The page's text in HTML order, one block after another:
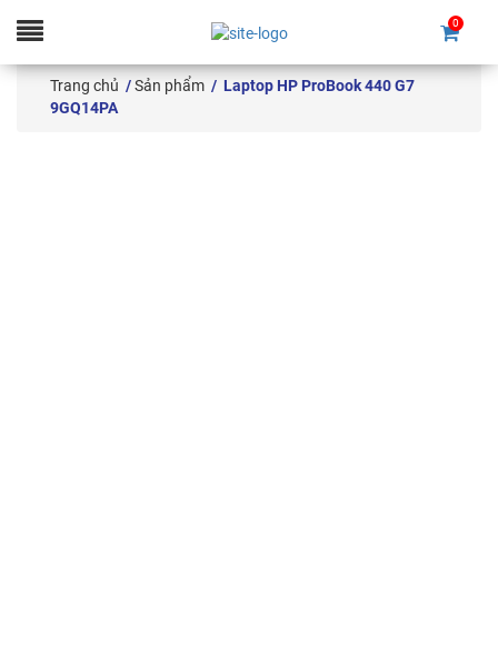
content
0
Trang chủ /Sản phẩm / Laptop HP ProBook 440 G7
9GQ14PA